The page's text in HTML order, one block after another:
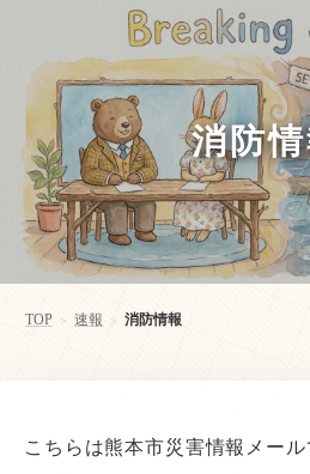
消防
TOP > 速報 > 消防情報
こちらは熊本市災害情報メール